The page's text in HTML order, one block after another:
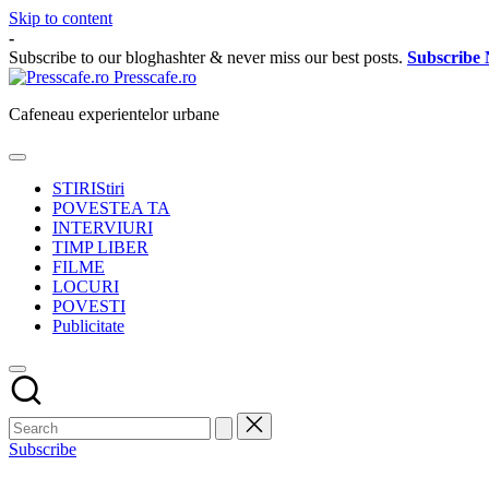
Skip to content
-
Subscribe to our bloghashter & never miss our best posts. Subscribe
Presscafe.ro
Cafeneau experientelor urbane
STIRIStiri
POVESTEA TA
INTERVIURI
TIMP LIBER
FILME
LOCURI
POVESTI
Publicitate
Subscribe